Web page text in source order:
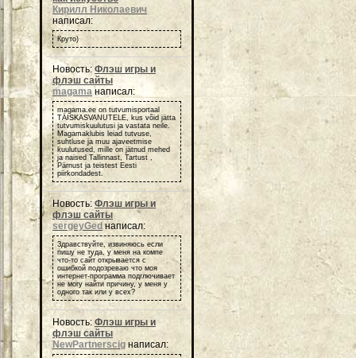
Кирилл Николаевич
написал:
Круто)
Новость: Флэш игры и
флэш сайты
magama написал:
magama.ee on tutvumisportaal
TÄISKASVANUTELE, kus võid jätta
tutvumiskuulutusi ja vastata neile.
Magamaklubis leiad tutvuse,
suhtluse ja muu ajaveetmise
kuulutused, mille on jätnud mehed
ja naised Tallinnast, Tartust ,
Pärnust ja teistest Eesti
piirkondadest.
Новость:Флэш игры и
флэш сайты
sergeyGedнаписал:
Здравствуйте, извиняюсь если
пишу не туда, у меня на компе
что-то сайт открывается с
ошибкой подозреваю что моя
интернет-программа подглючивает
не могу найти причину, у меня у
одного так или у всех?
Новость: Флэш игры и
флэш сайты
NewPartnerscig написал: